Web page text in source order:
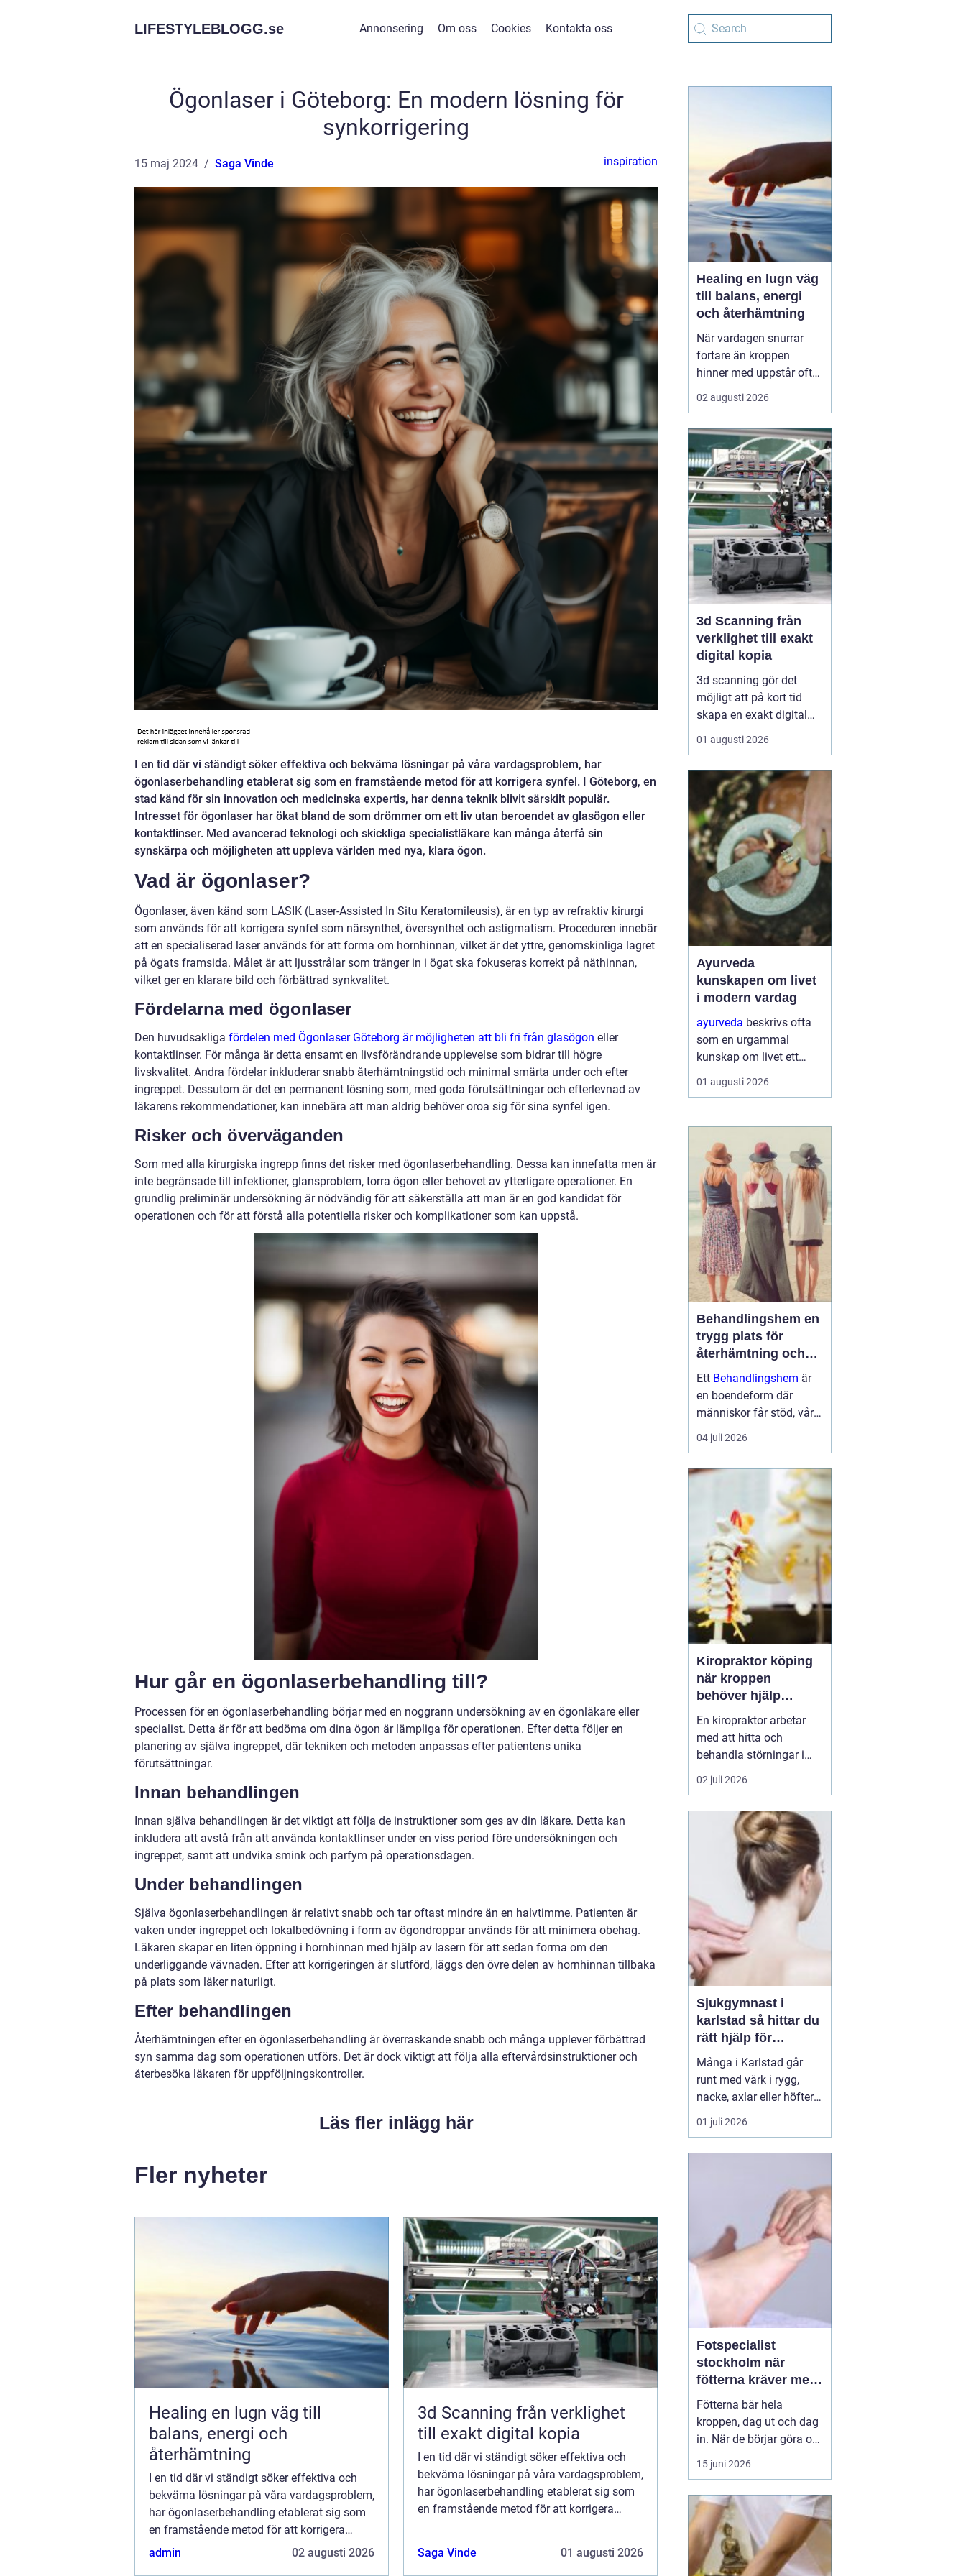
LIFESTYLEBLOGG.se Annonsering Om oss Cookies Kontakta oss
Ögonlaser i Göteborg: En modern lösning för
synkorrigering
15 maj 2024 Saga Vinde inspiration
I en tid där vi ständigt söker effektiva och bekväma lösningar på våra vardagsproblem, har
ögonlaserbehandling etablerat sig som en framstående metod för att korrigera synfel. I Göteborg, en
stad känd för sin innovation och medicinska expertis, har denna teknik blivit särskilt populär.
Intresset för ögonlaser har ökat bland de som drömmer om ett liv utan beroendet av glasögon eller
kontaktlinser. Med avancerad teknologi och skickliga specialistläkare kan många återfå sin
synskärpa och möjligheten att uppleva världen med nya, klara ögon.
Vad är ögonlaser?
Ögonlaser, även känd som LASIK (Laser-Assisted In Situ Keratomileusis), är en typ av refraktiv kirurgi
som används för att korrigera synfel som närsynthet, översynthet och astigmatism. Proceduren innebär
att en specialiserad laser används för att forma om hornhinnan, vilket är det yttre, genomskinliga lagret
på ögats framsida. Målet är att ljusstrålar som tränger in i ögat ska fokuseras korrekt på näthinnan,
vilket ger en klarare bild och förbättrad synkvalitet.
Fördelarna med ögonlaser
Den huvudsakliga fördelen med Ögonlaser Göteborg är möjligheten att bli fri från glasögon eller
kontaktlinser. För många är detta ensamt en livsförändrande upplevelse som bidrar till högre
livskvalitet. Andra fördelar inkluderar snabb återhämtningstid och minimal smärta under och efter
ingreppet. Dessutom är det en permanent lösning som, med goda förutsättningar och efterlevnad av
läkarens rekommendationer, kan innebära att man aldrig behöver oroa sig för sina synfel igen.
Risker och överväganden
Som med alla kirurgiska ingrepp finns det risker med ögonlaserbehandling. Dessa kan innefatta men är
inte begränsade till infektioner, glansproblem, torra ögon eller behovet av ytterligare operationer. En
grundlig preliminär undersökning är nödvändig för att säkerställa att man är en god kandidat för
operationen och för att förstå alla potentiella risker och komplikationer som kan uppstå.
Hur går en ögonlaserbehandling till?
Processen för en ögonlaserbehandling börjar med en noggrann undersökning av en ögonläkare eller
specialist. Detta är för att bedöma om dina ögon är lämpliga för operationen. Efter detta följer en
planering av själva ingreppet, där tekniken och metoden anpassas efter patientens unika
förutsättningar.
Innan behandlingen
Innan själva behandlingen är det viktigt att följa de instruktioner som ges av din läkare. Detta kan
inkludera att avstå från att använda kontaktlinser under en viss period före undersökningen och
ingreppet, samt att undvika smink och parfym på operationsdagen.
Under behandlingen
Själva ögonlaserbehandlingen är relativt snabb och tar oftast mindre än en halvtimme. Patienten är
vaken under ingreppet och lokalbedövning i form av ögondroppar används för att minimera obehag.
Läkaren skapar en liten öppning i hornhinnan med hjälp av lasern för att sedan forma om den
underliggande vävnaden. Efter att korrigeringen är slutförd, läggs den övre delen av hornhinnan tillbaka
på plats som läker naturligt.
Efter behandlingen
Återhämtningen efter en ögonlaserbehandling är överraskande snabb och många upplever förbättrad
syn samma dag som operationen utförs. Det är dock viktigt att följa alla eftervårdsinstruktioner och
återbesöka läkaren för uppföljningskontroller.
Läs fler inlägg här
Fler nyheter
Healing en lugn väg till
balans, energi och
återhämtning
I en tid där vi ständigt söker effektiva och
bekväma lösningar på våra vardagsproblem,
har ögonlaserbehandling etablerat sig som
en framstående metod för att korrigera
synfel. I Göteborg, en s...
admin 02 augusti 2026
3d Scanning från verklighet
till exakt digital kopia
I en tid där vi ständigt söker effektiva och
bekväma lösningar på våra vardagsproblem,
har ögonlaserbehandling etablerat sig som
en framstående metod för att korrigera
Saga Vinde
01 augusti 2026
Healing en lugn väg
till balans, energi
och återhämtning
När vardagen snurrar
fortare än kroppen
hinner med uppstår ofta
spänningar, oro och
trötthet som inte går att
Många börjar då söka
efter metoder som kan
skapa lugn på djupet,
inte bara i tankarna utan
också i kroppen. I den
sökn...
02 augusti 2026
3d Scanning från
verklighet till exakt
digital kopia
3d scanning gör det
möjligt att på kort tid
skapa en exakt digital
kopia av nästan vad
som helst: en liten detalj,
eller en hel fabrik.
Tekniken används i dag
inom industri, bygg,
fastigheter, kulturarv och
infrastruktur för at...
01 augusti 2026
Ayurveda
kunskapen om livet
i modern vardag
ayurveda beskrivs ofta
som en urgammal
kunskap om livet ett
praktiskt system för
hälsa som förenar kropp,
stället för att enbart
fokusera på symptom
försöker ayurvedan
förstå varf...
01 augusti 2026
Behandlingshem en
trygg plats för
återhämtning och
förändring
Ett Behandlingshem är
en boendeform där
människor får stöd, vård
och struktur under en
period i livet när det
öppenvården inte räcker.
Målet är att skapa
trygghet, stabilitet och
förutsättni...
04 juli 2026
Kiropraktor köping
när kroppen
behöver hjälp
tillbaka
En kiropraktor arbetar
med att hitta och
behandla störningar i
kroppens leder, muskler
och nervsystem. Målet
smärta, bättre rörlighet
och en vardag som
fungerar igen.
Kiropraktik passar
många som kämpar
med återkommande
ryggont...
02 juli 2026
Sjukgymnast i
karlstad så hittar du
rätt hjälp för
kroppen
Många i Karlstad går
runt med värk i rygg,
nacke, axlar eller höfter
utan att söka hjälp.
Andra har råkat ut för en
släppa. En legitimerad
sjukgymnast kan då
göra stor skillnad.
Genom n...
01 juli 2026
Fotspecialist
stockholm när
fötterna kräver mer
än vanliga sulor
Fötterna bär hela
kroppen, dag ut och dag
in. När de börjar göra ont
påverkas mer än bara
stegen sömn, träning,
lidande. Många försöker
länge med egenvård,
inlägg från sportbutiken
eller vila, men
15 juni 2026